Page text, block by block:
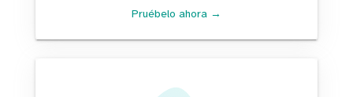
Pruébelo ahora →